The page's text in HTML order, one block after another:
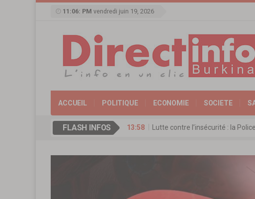
11:06: PM vendredi juin 19, 2026
ACCUEIL POLITIQUE ECONOMIE SOCIETE
FLASH INFOS 13:58
Lutte contre l’insécurité : la
13:09
Réserve militaire au Burkina
Mémorial Thomas-Sankara: